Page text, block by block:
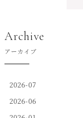
Archive
アーカイブ
2026-07
2026-06